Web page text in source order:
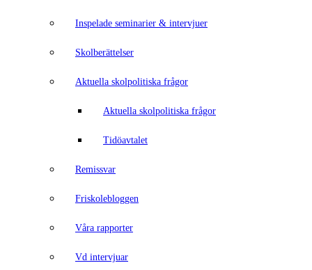
Inspelade seminarier & intervjuer
Skolberättelser
Aktuella skolpolitiska frågor
Aktuella skolpolitiska frågor
Tidöavtalet
Remissvar
Friskolebloggen
Våra rapporter
Vd intervjuar